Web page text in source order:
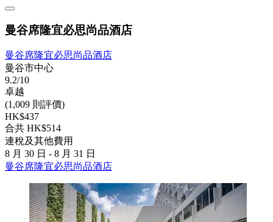
曼谷席隆宜必思尚品酒店
曼谷席隆宜必思尚品酒店
曼谷市中心
9.2/10
卓越
(1,009 則評價)
HK$437
合共 HK$514
連稅及其他費用
8 月 30 日 - 8 月 31 日
曼谷席隆宜必思尚品酒店